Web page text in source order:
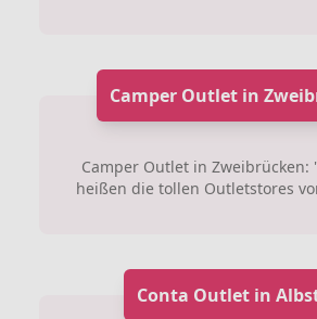
Camper Outlet in
Camper Outlet in Zweibrücken:
heißen die tollen Outletstores
Conta Outlet in